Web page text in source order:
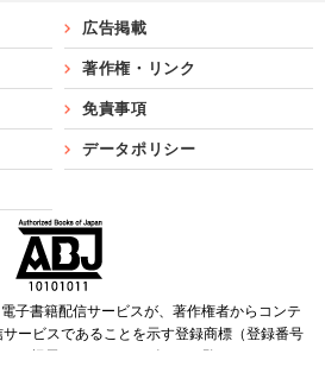
広告掲載
著作権・リンク
免責事項
データポリシー
子書籍配信サービスが、著作権者からコンテ
ービスであることを示す登録商標（登録番号
を掲示しているサービスの一覧は